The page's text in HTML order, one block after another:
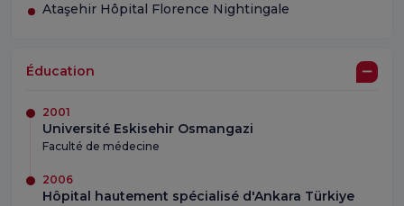
Ataşehir Hôpital Florence Nightingale
Éducation
2001
Université Eskisehir Osmangazi
Faculté de médecine
2006
Hôpital hautement spécialisé d'Ankara Türkiye